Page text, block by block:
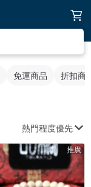
免運商品 折扣商
熱門程度優先
推廣